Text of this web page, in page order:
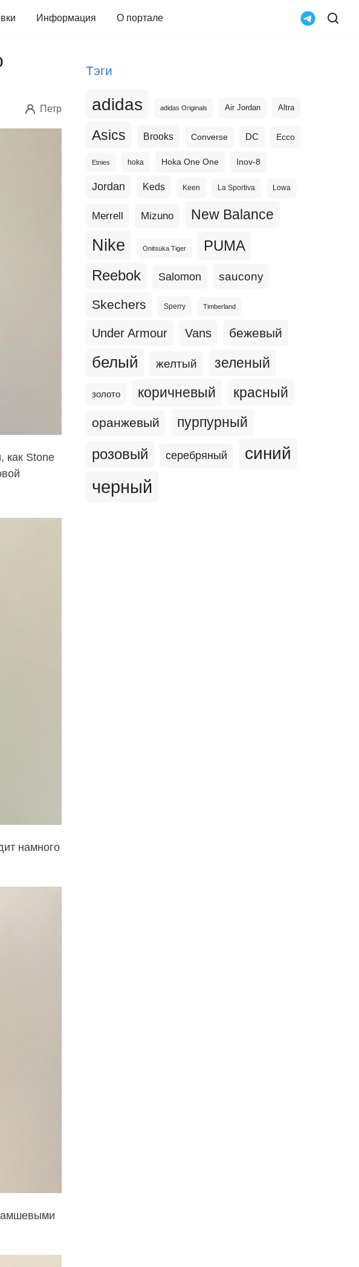
Информация О портале
Петр
как Stone
намного
Тэги
adidas adidas Originals Air Jordan Altra
Asics Brooks Converse DC Ecco
Etnies hoka Hoka One One Inov-8
Jordan Keds Keen La Sportiva Lowa
Merrell Mizuno New Balance
Nike Onitsuka Tiger PUMA
Reebok Salomon saucony
Skechers Sperry Timberland
Under Armour Vans бежевый
белый желтый зеленый
золото коричневый красный
оранжевый пурпурный
розовый серебряный синий
черный